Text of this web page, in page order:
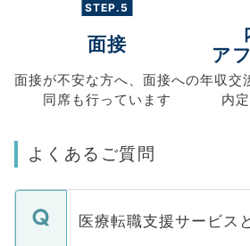
STEP.5
面接
面接が不安な方へ、 面接への
同席も行っています
ア
年収交
内
よくあるご質問
医療転職支援サービス